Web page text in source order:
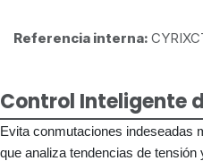
Referencia interna:
Control Inteligente
Evita conmutaciones indeseadas
que analiza tendencias de